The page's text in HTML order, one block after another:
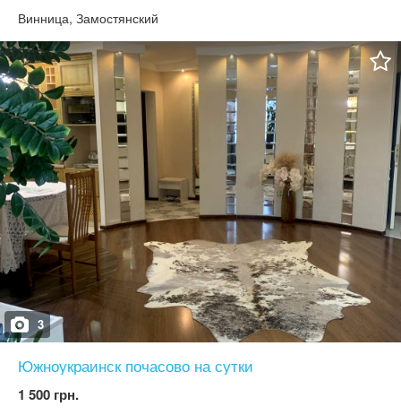
латная . При необходимости выдаются отчётные документы.
Уборка проводится перед поселением. ЦЕНА аренды зависит от
срока проживания и количества человек . Сдается почасово и
посуточно, без посредников.
Винница, Замостянский
3
Южноукраинск почасово на сутки
1 500 грн.